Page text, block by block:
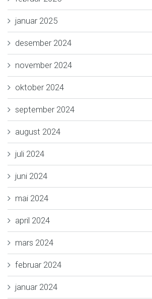
januar 2025
desember 2024
november 2024
oktober 2024
september 2024
august 2024
juli 2024
juni 2024
mai 2024
april 2024
mars 2024
februar 2024
januar 2024